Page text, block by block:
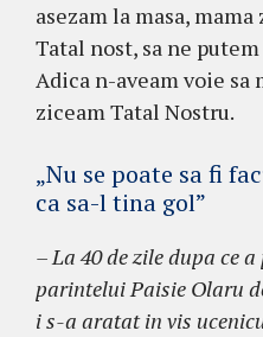
asezam la masa,
Tatal nost, sa ne putem
Adica n-aveam voie sa
ziceam Tatal Nostru.
„Nu se poate sa fi
ca sa-l tina gol”
– La 40 de zile dupa ce
parintelui Paisie Olaru
i s-a aratat in vis